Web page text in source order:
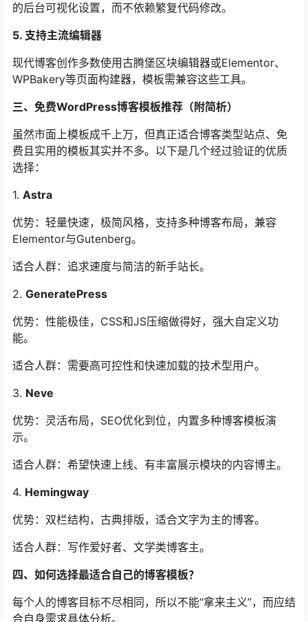
的后台可视化设置，而不依赖繁复代码修改。
5. 支持主流编辑器
现代博客创作多数使用古腾堡区块编辑器或Elementor、
WPBakery等页面构建器，模板需兼容这些工具。
三、免费WordPress博客模板推荐（附简析）
虽然市面上模板成千上万，但真正适合博客类型站点、免
费且实用的模板其实并不多。以下是几个经过验证的优质
选择：
1. Astra
优势：轻量快速，极简风格，支持多种博客布局，兼容
Elementor与Gutenberg。
适合人群：追求速度与简洁的新手站长。
2. GeneratePress
优势：性能极佳，CSS和JS压缩做得好，强大自定义功
能。
适合人群：需要高可控性和快速加载的技术型用户。
3. Neve
优势：灵活布局，SEO优化到位，内置多种博客模板演
示。
适合人群：希望快速上线、有丰富展示模块的内容博主。
4. Hemingway
优势：双栏结构，古典排版，适合文字为主的博客。
适合人群：写作爱好者、文学类博客主。
四、如何选择最适合自己的博客模板？
每个人的博客目标不尽相同，所以不能“拿来主义”，而应结
合自身需求具体分析。